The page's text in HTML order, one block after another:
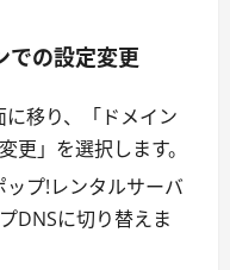
での設定変更
移り、「ドメイン
」を選択します。
プ!レンタルサーバ
DNSに切り替えま